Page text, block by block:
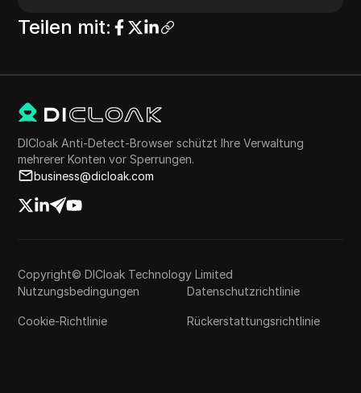
Teilen mit:
DICloak Anti-Detect-Browser schützt Ihre Verwaltung
mehrerer Konten vor Sperrungen.
business@dicloak.com
Copyright© DICloak Technology Limited
Nutzungsbedingungen
Datenschutzrichtlinie
Cookie-Richtlinie Rückerstattungsrichtlinie